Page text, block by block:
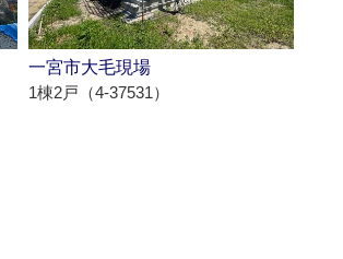
一宮市大毛現場
1棟2戸（4-37531）